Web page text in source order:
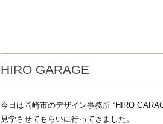
HIRO GARAGE
今日は岡崎市のデザイン事務所 “HIRO
見学させてもらいに行ってきました。